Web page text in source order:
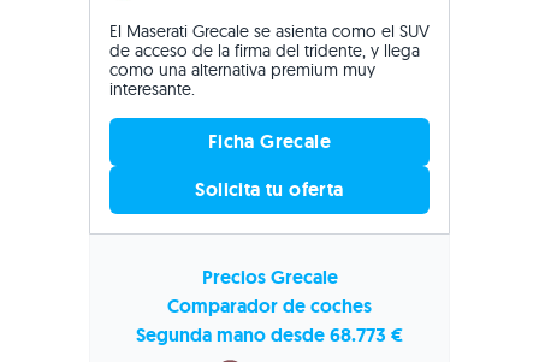
El Maserati Grecale se asienta como el SUV
de acceso de la firma del tridente, y llega
como una alternativa premium muy
interesante.
Ficha Grecale
Solicita tu oferta
Precios Grecale
Comparador de coches
Segunda mano desde 68.773 €